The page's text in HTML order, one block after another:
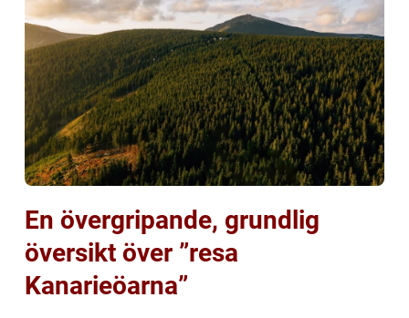
En övergripande, grundlig
översikt över ”resa
Kanarieöarna”